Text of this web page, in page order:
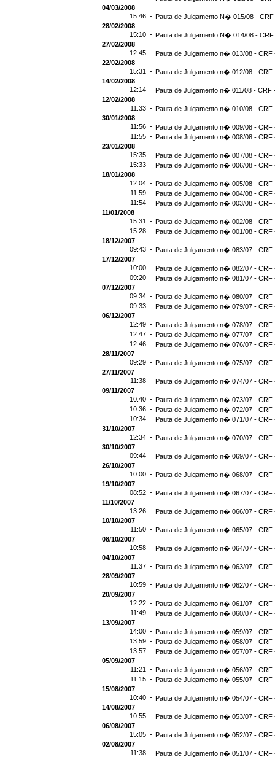
04/03/2008
15:46 - Pauta de Julgamento N� 015/08 - CRF
28/02/2008
15:10 - Pauta de Julgamento N� 014/08 - CRF
27/02/2008
12:45 - Pauta de Julgamento n� 013/08 - CRF
22/02/2008
15:31 - Pauta de Julgamento n� 012/08 - CRF
14/02/2008
12:14 - Pauta de Julgamento n� 011/08 - CRF
12/02/2008
11:33 - Pauta de Julgamento n� 010/08 - CRF
30/01/2008
11:56 - Pauta de Julgamento n� 009/08 - CRF
11:55 - Pauta de Julgamento n� 008/08 - CRF
23/01/2008
15:35 - Pauta de Julgamento n� 007/08 - CRF
15:33 - Pauta de Julgamento n� 006/08 - CRF
18/01/2008
12:04 - Pauta de Julgamento n� 005/08 - CRF
11:59 - Pauta de Julgamento n� 004/08 - CRF
11:54 - Pauta de Julgamento n� 003/08 - CRF
11/01/2008
15:31 - Pauta de Julgamento n� 002/08 - CRF
15:28 - Pauta de Julgamento n� 001/08 - CRF
18/12/2007
09:43 - Pauta de Julgamento n� 083/07 - CRF
17/12/2007
10:00 - Pauta de Julgamento n� 082/07 - CRF
09:20 - Pauta de Julgamento n� 081/07 - CRF
07/12/2007
09:34 - Pauta de Julgamento n� 080/07 - CRF
09:33 - Pauta de Julgamento n� 079/07 - CRF
06/12/2007
12:49 - Pauta de Julgamento n� 078/07 - CRF
12:47 - Pauta de Julgamento n� 077/07 - CRF
12:46 - Pauta de Julgamento n� 076/07 - CRF
28/11/2007
09:29 - Pauta de Julgamento n� 075/07 - CRF
27/11/2007
11:38 - Pauta de Julgamento n� 074/07 - CRF
09/11/2007
10:40 - Pauta de Julgamento n� 073/07 - CRF
10:36 - Pauta de Julgamento n� 072/07 - CRF
10:34 - Pauta de Julgamento n� 071/07 - CRF
31/10/2007
12:34 - Pauta de Julgamento n� 070/07 - CRF
30/10/2007
09:44 - Pauta de Julgamento n� 069/07 - CRF
26/10/2007
10:00 - Pauta de Julgamento n� 068/07 - CRF
19/10/2007
08:52 - Pauta de Julgamento n� 067/07 - CRF
11/10/2007
13:26 - Pauta de Julgamento n� 066/07 - CRF
10/10/2007
11:50 - Pauta de Julgamento n� 065/07 - CRF
08/10/2007
10:58 - Pauta de Julgamento n� 064/07 - CRF
04/10/2007
11:37 - Pauta de Julgamento n� 063/07 - CRF
28/09/2007
10:59 - Pauta de Julgamento n� 062/07 - CRF
20/09/2007
12:22 - Pauta de Julgamento n� 061/07 - CRF
11:49 - Pauta de Julgamento n� 060/07 - CRF
13/09/2007
14:00 - Pauta de Julgamento n� 059/07 - CRF
13:59 - Pauta de Julgamento n� 058/07 - CRF
13:57 - Pauta de Julgamento n� 057/07 - CRF
05/09/2007
11:21 - Pauta de Julgamento n� 056/07 - CRF
11:15 - Pauta de Julgamento n� 055/07 - CRF
15/08/2007
10:40 - Pauta de Julgamento n� 054/07 - CRF
14/08/2007
10:55 - Pauta de Julgamento n� 053/07 - CRF
06/08/2007
15:05 - Pauta de Julgamento n� 052/07 - CRF
02/08/2007
11:38 - Pauta de Julgamento n� 051/07 - CRF